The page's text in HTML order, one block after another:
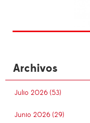
Archivos
Julio 2026 (53)
Junio 2026 (29)